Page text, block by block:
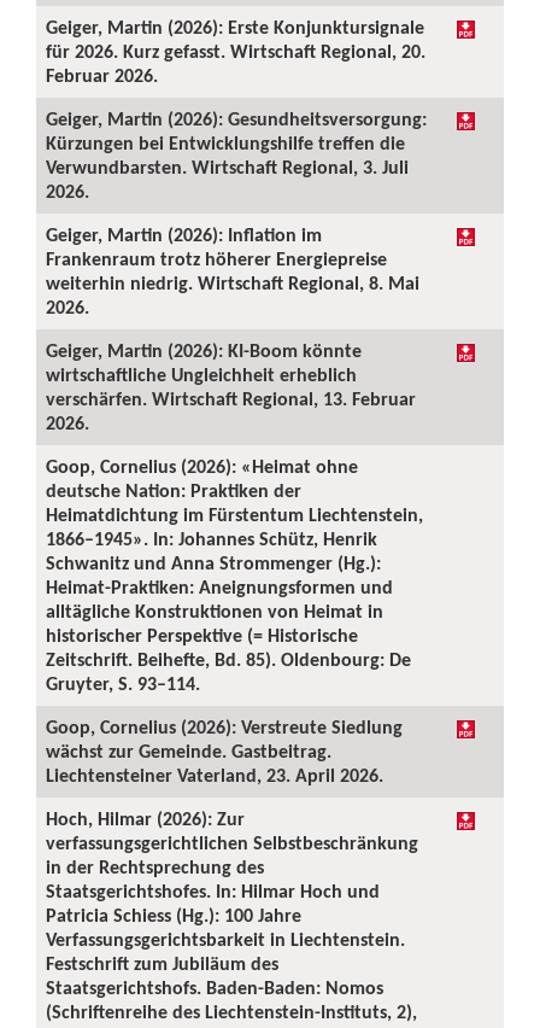
Geiger, Martin (2026): Erste Konjunktursignale
für 2026. Kurz gefasst. Wirtschaft Regional, 20.
Februar 2026.
Geiger, Martin (2026): Gesundheitsversorgung:
Kürzungen bei Entwicklungshilfe treffen die
Verwundbarsten. Wirtschaft Regional, 3. Juli
2026.
Geiger, Martin (2026): Inflation im
Frankenraum trotz höherer Energiepreise
weiterhin niedrig. Wirtschaft Regional, 8. Mai
2026.
Geiger, Martin (2026): KI-Boom könnte
wirtschaftliche Ungleichheit erheblich
verschärfen. Wirtschaft Regional, 13. Februar
2026.
Goop, Cornelius (2026): «Heimat ohne
deutsche Nation: Praktiken der
Heimatdichtung im Fürstentum Liechtenstein,
1866–1945». In: Johannes Schütz, Henrik
Schwanitz und Anna Strommenger (Hg.):
Heimat-Praktiken: Aneignungsformen und
alltägliche Konstruktionen von Heimat in
historischer Perspektive (= Historische
Zeitschrift. Beihefte, Bd. 85). Oldenbourg: De
Gruyter, S. 93–114.
Goop, Cornelius (2026): Verstreute Siedlung
wächst zur Gemeinde. Gastbeitrag.
Liechtensteiner Vaterland, 23. April 2026.
Hoch, Hilmar (2026): Zur
verfassungsgerichtlichen Selbstbeschränkung
in der Rechtsprechung des
Staatsgerichtshofes. In: Hilmar Hoch und
Patricia Schiess (Hg.): 100 Jahre
Verfassungsgerichtsbarkeit in Liechtenstein.
Festschrift zum Jubiläum des
Staatsgerichtshofs. Baden-Baden: Nomos
(Schriftenreihe des Liechtenstein-Instituts, 2),